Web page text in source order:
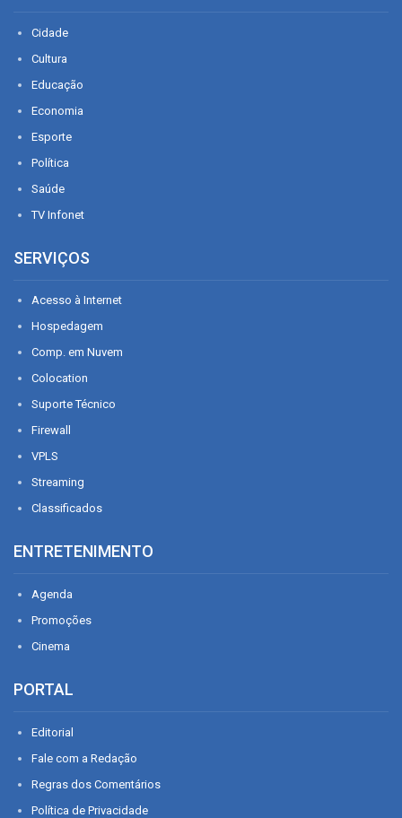
Cidade
Cultura
Educação
Economia
Esporte
Política
Saúde
TV Infonet
SERVIÇOS
Acesso à Internet
Hospedagem
Comp. em Nuvem
Colocation
Suporte Técnico
Firewall
VPLS
Streaming
Classificados
ENTRETENIMENTO
Agenda
Promoções
Cinema
PORTAL
Editorial
Fale com a Redação
Regras dos Comentários
Política de Privacidade